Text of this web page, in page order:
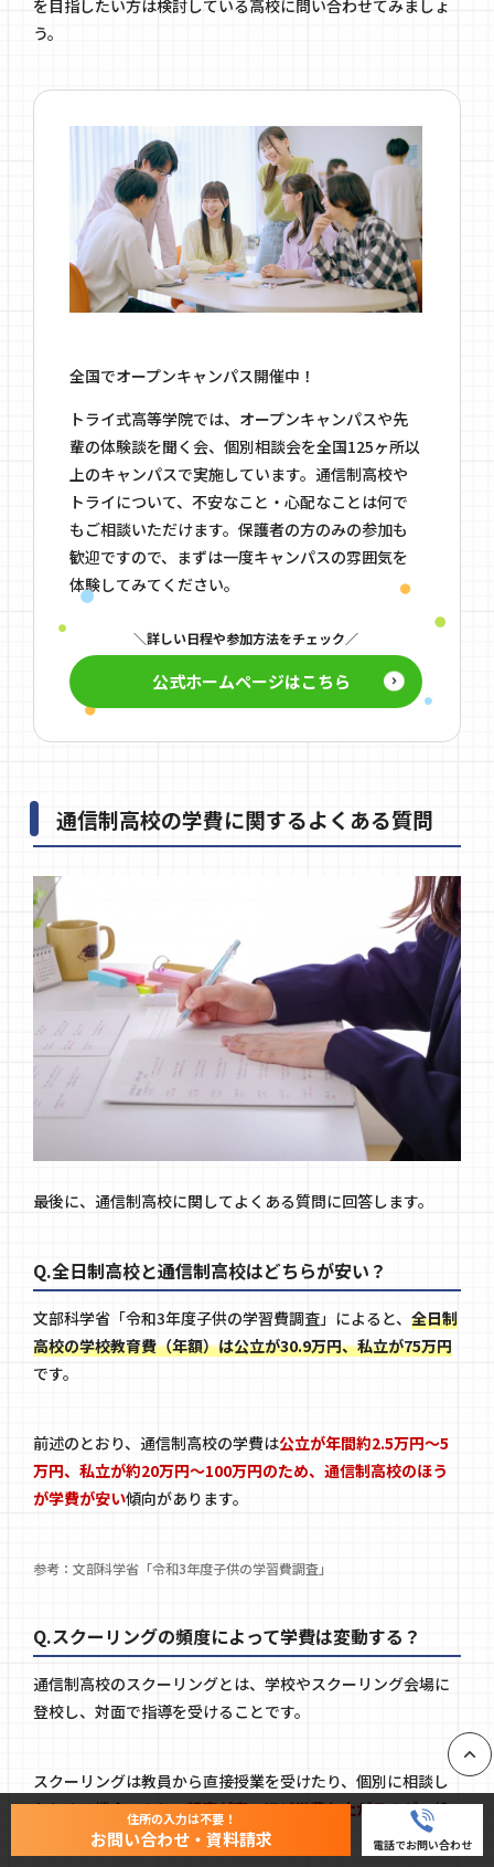
を目指したい方は検討している高校に問い合わせてみましょ
う。
全国でオープンキャンパス開催中！
トライ式高等学院では、オープンキャンパスや先
輩の体験談を聞く会、個別相談会を全国125ヶ所以
上のキャンパスで実施しています。通信制高校や
トライについて、不安なこと・心配なことは何で
もご相談いただけます。保護者の方のみの参加も
歓迎ですので、まずは一度キャンパスの雰囲気を
体験してみてください。
詳しい日程や参加方法をチェック
公式ホームページはこちら
通信制高校の学費に関するよくある質問
最後に、通信制高校に関してよくある質問に回答します。
Q.全日制高校と通信制高校はどちらが安い？
文部科学省「令和3年度子供の学習費調査」によると、 全日制
高校の学校教育費（年額）は公立が30.9万円、私立が75万円
です。
前述のとおり、通信制高校の学費は公立が年間約2.5万円〜5
万円、私立が約20万円〜100万円のため、通信制高校のほう
が学費が安い傾向があります。
参考：文部科学省「令和3年度子供の学習費調査」
Q.スクーリングの頻度によって学費は変動する？
通信制高校のスクーリングとは、学校やスクーリング会場に
登校し、対面で指導を受けることです。
スクーリングは教員から直接授業を受けたり、個別に相談し
たりする機会であり、頻度が高いほど学費も上がるのが一般
的です。
住所の入力は不要！
お問い合わせ・資料請求 電話でお問い合わせ